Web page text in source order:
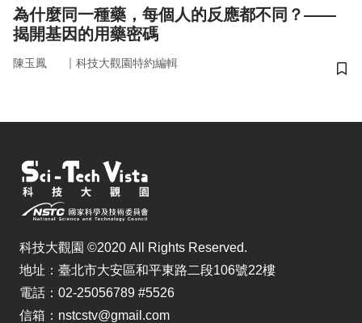
為什麼同一種藥，每個人的反應都不同？——
揭開基因的用藥密碼
陳玉鳳 ｜ 科技大觀園特約編輯
儲
科技大觀園 ©2020 All Rights Reserved.
地址：臺北市大安區和平東路二段106號22樓
電話：02-25056789 #5526
信箱：nstcstv@gmail.com